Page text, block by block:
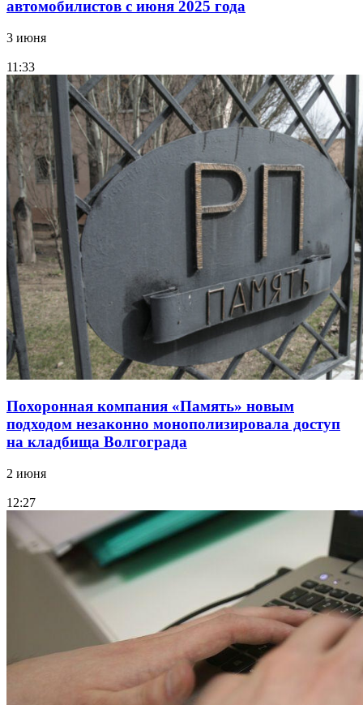
автомобилистов с июня 2025 года
3 июня
11:33
Похоронная компания «Память» новым
подходом незаконно монополизировала доступ
на кладбища Волгограда
2 июня
12:27